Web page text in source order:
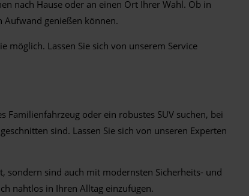
nach Hause oder an einen Ort Ihrer Wahl. Ob in
Aufwand genießen können.
Lassen Sie sich von unserem Service
oder ein robustes SUV suchen, bei
sind. Lassen Sie sich von unseren Experten
sondern sind auch mit modernsten Sicherheits- und
nahtlos in Ihren Alltag einzufügen.